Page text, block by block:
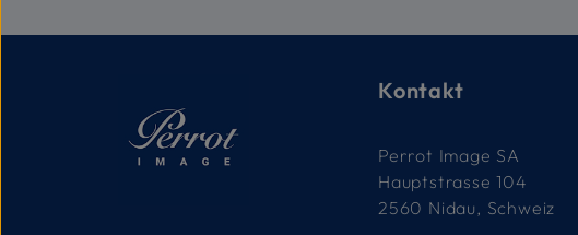
Kontakt
Perrot Image SA
Hauptstrasse 104
2560 Nidau, Schweiz